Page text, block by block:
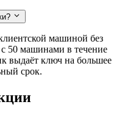
машиной без
50 машинами в течение
выдаёт ключ на большее
срок.